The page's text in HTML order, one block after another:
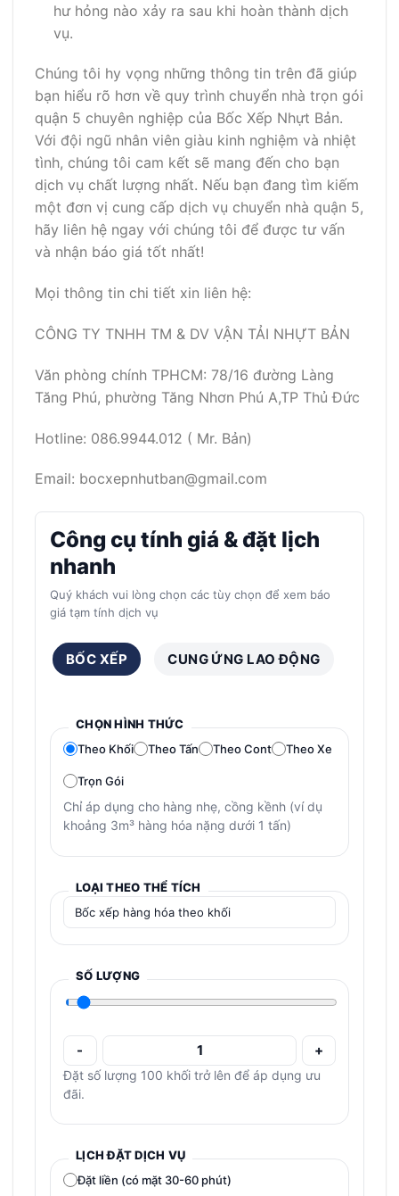
hư hỏng nào xảy ra sau khi hoàn thành dịch
vụ.
Chúng tôi hy vọng những thông tin trên đã giúp
bạn hiểu rõ hơn về quy trình chuyển nhà trọn gói
quận 5 chuyên nghiệp của Bốc Xếp Nhựt Bản.
Với đội ngũ nhân viên giàu kinh nghiệm và nhiệt
tình, chúng tôi cam kết sẽ mang đến cho bạn
dịch vụ chất lượng nhất. Nếu bạn đang tìm kiếm
một đơn vị cung cấp dịch vụ chuyển nhà quận 5,
hãy liên hệ ngay với chúng tôi để được tư vấn
và nhận báo giá tốt nhất!
Mọi thông tin chi tiết xin liên hệ:
CÔNG TY TNHH TM & DV VẬN TẢI NHỰT BẢN
Văn phòng chính TPHCM: 78/16 đường Làng
Tăng Phú, phường Tăng Nhơn Phú A,TP Thủ Đức
Hotline: 086.9944.012 ( Mr. Bản)
Email: bocxepnhutban@gmail.com
Công cụ tính giá & đặt lịch
nhanh
Quý khách vui lòng chọn các tùy chọn để xem báo
giá tạm tính dịch vụ
BỐC XẾP CUNG ỨNG LAO ĐỘNG
CHỌN HÌNH THỨC
Theo Khối
Theo Tấn Theo Cont Theo Xe
Trọn Gói
Chỉ áp dụng cho hàng nhẹ, cồng kềnh (ví dụ
khoảng 3m³ hàng hóa nặng dưới 1 tấn)
LOẠI THEO THỂ TÍCH
SỐ LƯỢNG
- +
Đặt số lượng 100 khối trở lên để áp dụng ưu
đãi.
LỊCH ĐẶT DỊCH VỤ
Đặt liền (có mặt 30-60 phút)